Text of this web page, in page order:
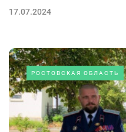
17.07.2024
РОСТОВСКАЯ ОБЛАСТЬ